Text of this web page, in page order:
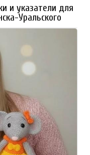
и указатели для
Уральского